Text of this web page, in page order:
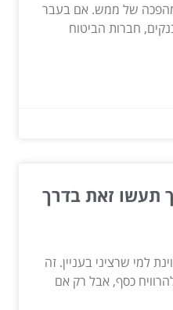
מהפכה של ממש. אם בעבר
חברות הביטוח
תעשו זאת בדרך
למי שרציני בעניין. זה
כסף, אבל רק אם